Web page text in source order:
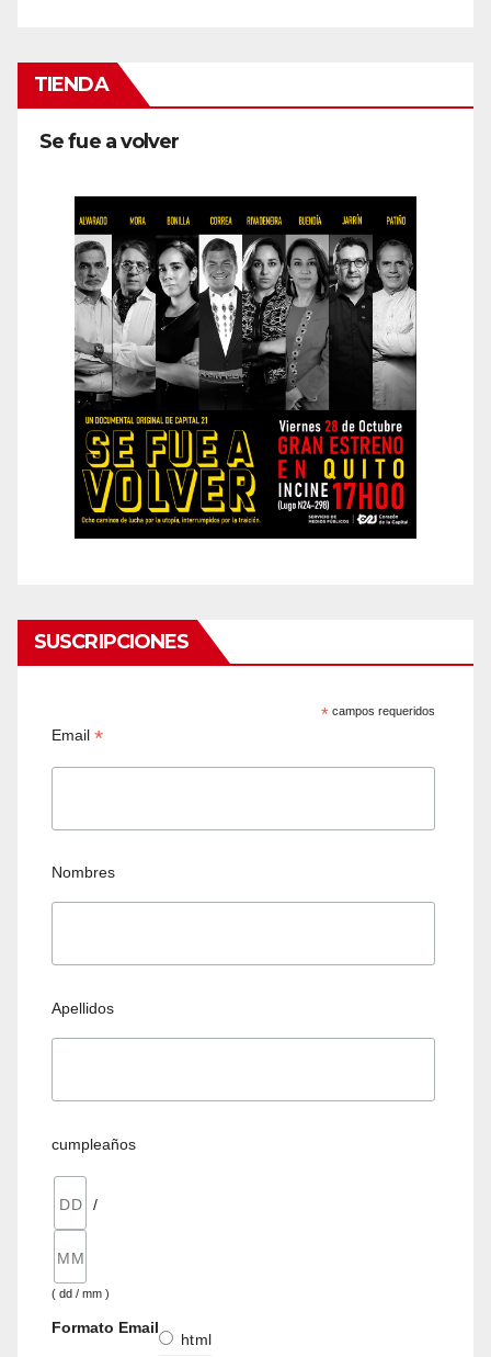
TIENDA
Se fue a volver
SUSCRIPCIONES
* campos requeridos
Email*
Nombres
Apellidos
cumpleaños
/
( dd / mm )
Formato Email
html